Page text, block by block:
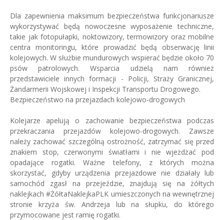
Dla zapewnienia maksimum bezpieczeństwa funkcjonariusze
wykorzystywać będą nowoczesne wyposażenie techniczne,
takie jak fotopułapki, noktowizory, termowizory oraz mobilne
centra monitoringu, które prowadzić będą obserwację linii
kolejowych. W służbie mundurowych wspierać będzie około 70
psów patrolowych. Wsparcia udzielą nam również
przedstawiciele innych formacji - Policji, Straży Granicznej,
Żandarmerii Wojskowej i Inspekcji Transportu Drogowego.
Bezpieczeństwo na przejazdach kolejowo-drogowych
Kolejarze apelują o zachowanie bezpieczeństwa podczas
przekraczania przejazdów kolejowo-drogowych. Zawsze
należy zachować szczególną ostrożność, zatrzymać się przed
znakiem stop, czerwonymi światłami i nie wjeżdżać pod
opadające rogatki. Ważne telefony, z których można
skorzystać, gdyby urządzenia przejazdowe nie działały lub
samochód zgasł na przejeździe, znajdują się na żółtych
naklejkach #ŻółtaNaklejkaPLK umieszczonych na wewnętrznej
stronie krzyża św. Andrzeja lub na słupku, do którego
przymocowane jest ramię rogatki.